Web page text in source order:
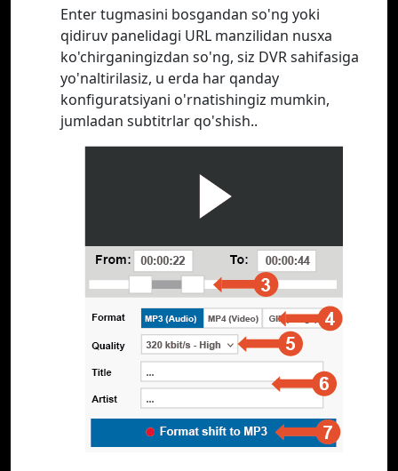
Enter tugmasini bosgandan so'ng yoki
qidiruv panelidagi URL manzilidan nusxa
ko'chirganingizdan so'ng, siz DVR sahifasiga
yo'naltirilasiz, u erda har qanday
konfiguratsiyani o'rnatishingiz mumkin,
jumladan subtitrlar qo'shish..